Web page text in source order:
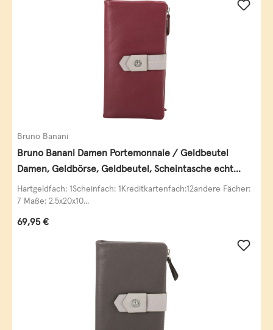
Bruno Banani
Bruno Banani Damen Portemonnaie / Geldbeutel
Damen, Geldbörse, Geldbeutel, Scheintasche echt
Leder
Hartgeldfach: 1Scheinfach: 1Kreditkartenfach:12andere Fächer:
7 Maße: 2,5x20x10...
Regulärer Preis:
69,95 €